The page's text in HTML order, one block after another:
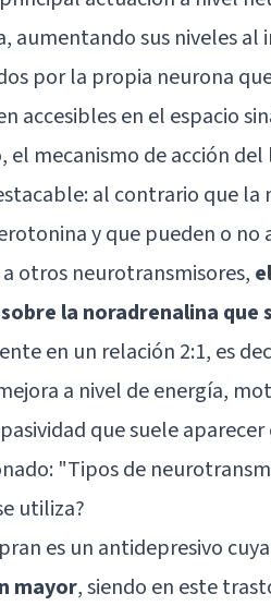
, aumentando sus niveles
por la propia neurona
accesibles en el espacio
el mecanismo de acción
al contrario que la
y que pueden o no
otros neurotransmisores,
la noradrenalina que
en un relación 2:1, es
a nivel de energía,
que suele
"Tipos de
utiliza?
es un antidepresivo
mayor, siendo en este